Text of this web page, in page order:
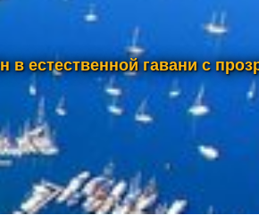
естественной гавани с